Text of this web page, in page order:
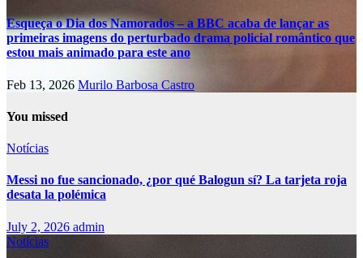
Esqueça o Dia dos Namorados – a BBC acaba de lançar as
primeiras imagens do perturbado drama policial romântico que
estou mais animado para este ano
Feb 13, 2026 Murilo Barbosa Castro
You missed
Notícias
Messi no fue sancionado, ¿por qué Balogun sí? La tarjeta roja
desata la polémica
July 2, 2026 admin
Notícias